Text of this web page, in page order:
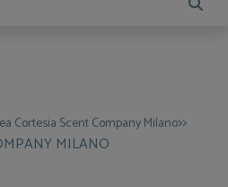
Cortesia Scent Company Milano>>
MILANO